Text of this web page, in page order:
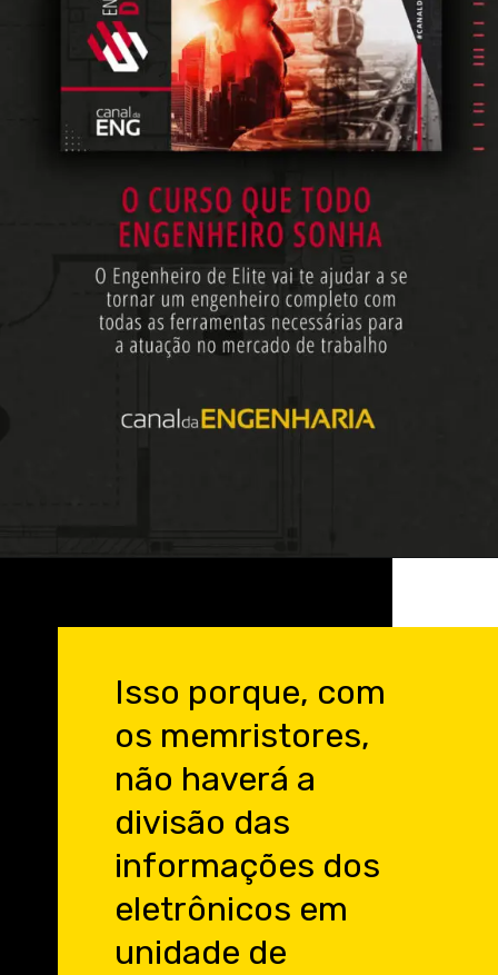
Isso porque, com
os memristores,
não haverá a
divisão das
informações dos
eletrônicos em
unidade de